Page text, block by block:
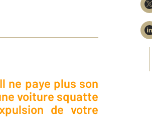
ne paye plus son
voiture squatte
de votre